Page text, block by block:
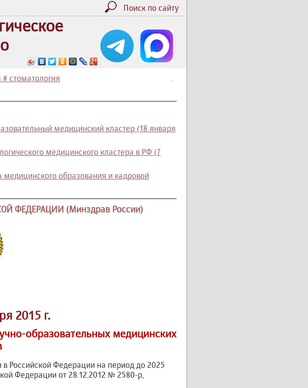
Поиск по сайту
.
стоматология
медицинский кластер (18 января
медицинского кластера в РФ (7
образования и кадровой
ФЕДЕРАЦИИ (Минздрав России)
2015 г.
образовательных медицинских
Российской Федерации на период до 2025
Федерации от 28.12.2012 № 2580-р,